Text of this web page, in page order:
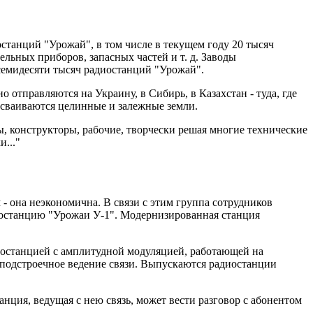
"Урожай", в том числе в текущем году 20 тысяч
приборов, запасных частей и т. д. Заводы
тысяч радиостанций "Урожай".
на Украину, в Сибирь, в Казахстан - туда, где
целинные и залежные земли.
рабочие, творчески решая многие технические
неэкономична. В связи с этим группа сотрудников
"Урожаи У-1". Модернизированная станция
с амплитудной модуляцией, работающей на
ведение связи. Выпускаются радиостанции
ведущая с нею связь, может вести разговор с абонентом